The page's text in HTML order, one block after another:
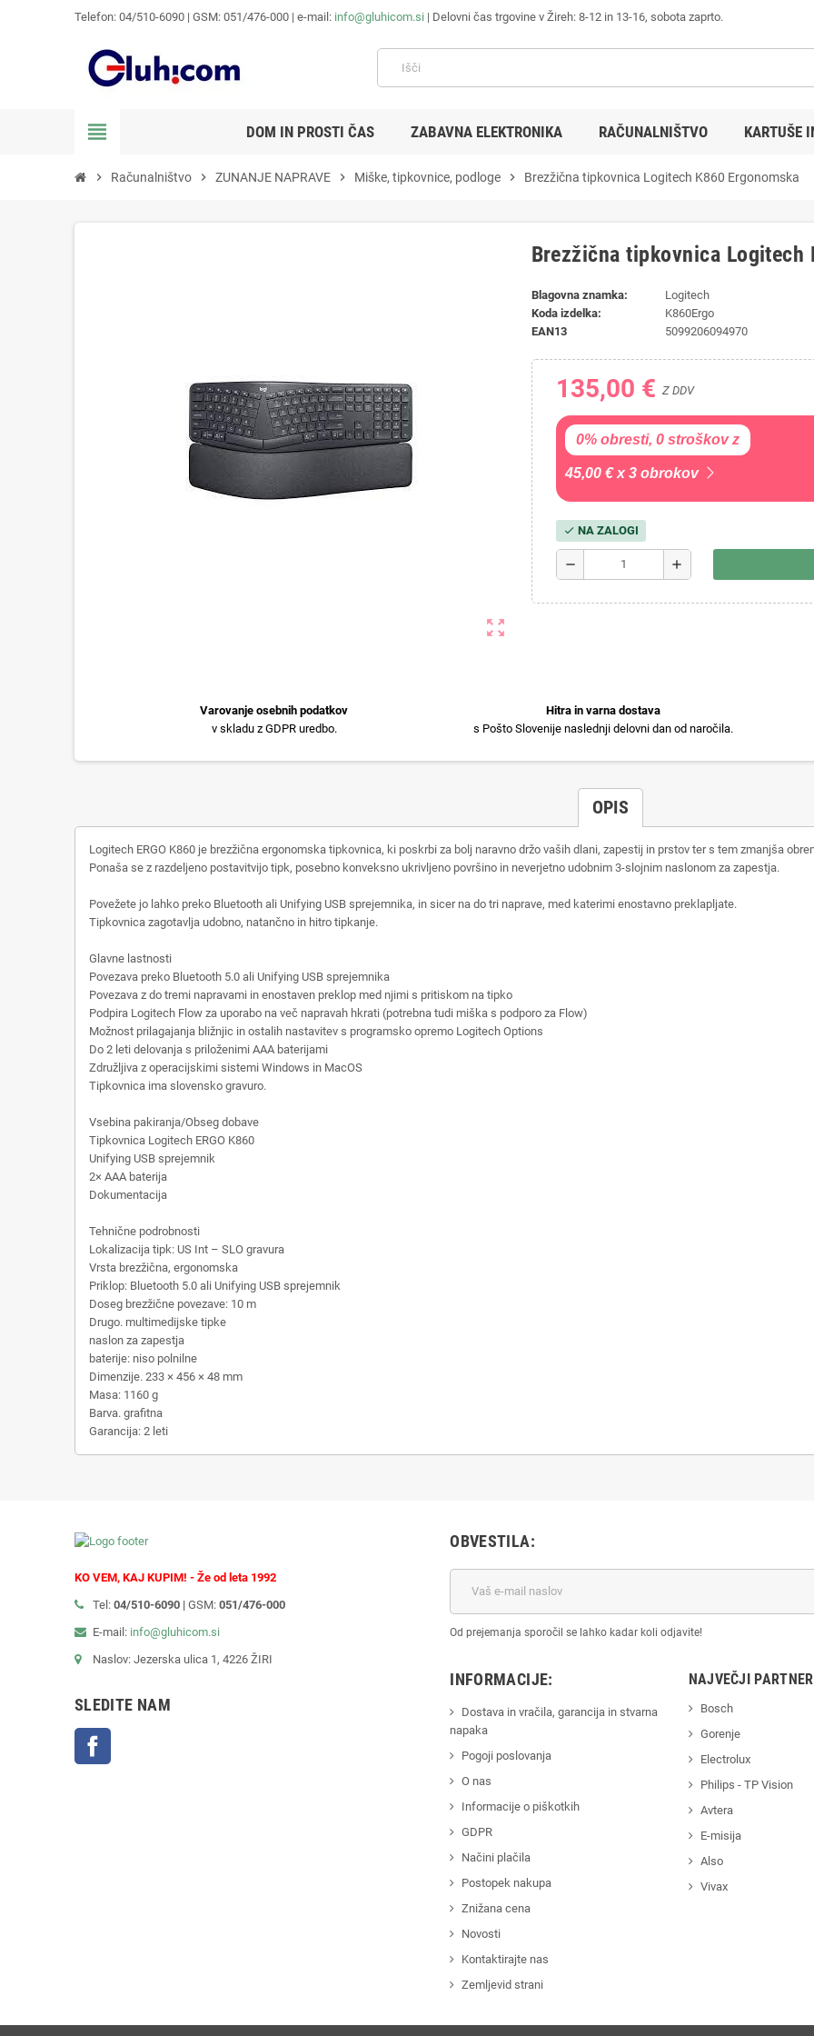
Telefon: 04/510-6090 | GSM: 051/476-000 | e-mail: info@gluhicom.si | Delovni čas trgovine v Žireh: 8-12 in 13-16, sobota zaprto.
view_headline DOM IN PROSTI ČAS ZABAVNA ELEKTRONIKA RAČUNALNIŠTVO KARTUŠE
chevron_right Računalništvo chevron_right ZUNANJE NAPRAVE chevron_right Miške, tipkovnice, podloge chevron_right Brezžična tipkovnica Logitech K860 Ergonomska
zoom_out_map
Brezžična tipkovnica Logitech
Blagovna znamka:
Logitech
Koda izdelka:
K860Ergo
EAN13
5099206094970
135,00 € Z DDV
0% obresti, 0 stroškov z
45,00 € x 3 obrokov
check NA ZALOGI
remove add
Varovanje osebnih podatkov
v skladu z GDPR uredbo.
Hitra in varna dostava
s Pošto Slovenije naslednji delovni dan od naročila.
OPIS
Logitech ERGO K860 je brezžična ergonomska tipkovnica, ki poskrbi za bolj naravno držo vaših dlani, zapestij in prstov ter s tem zmanjša
Ponaša se z razdeljeno postavitvijo tipk, posebno konveksno ukrivljeno površino in neverjetno udobnim 3-slojnim naslonom za zapestja.
Povežete jo lahko preko Bluetooth ali Unifying USB sprejemnika, in sicer na do tri naprave, med katerimi enostavno preklapljate.
Tipkovnica zagotavlja udobno, natančno in hitro tipkanje.
Glavne lastnosti
Povezava preko Bluetooth 5.0 ali Unifying USB sprejemnika
Povezava z do tremi napravami in enostaven preklop med njimi s pritiskom na tipko
Podpira Logitech Flow za uporabo na več napravah hkrati (potrebna tudi miška s podporo za Flow)
Možnost prilagajanja bližnjic in ostalih nastavitev s programsko opremo Logitech Options
Do 2 leti delovanja s priloženimi AAA baterijami
Združljiva z operacijskimi sistemi Windows in MacOS
Tipkovnica ima slovensko gravuro.
Vsebina pakiranja/Obseg dobave
Tipkovnica Logitech ERGO K860
Unifying USB sprejemnik
2× AAA baterija
Dokumentacija
Tehnične podrobnosti
Lokalizacija tipk: US Int – SLO gravura
Vrsta brezžična, ergonomska
Priklop: Bluetooth 5.0 ali Unifying USB sprejemnik
Doseg brezžične povezave: 10 m
Drugo. multimedijske tipke
naslon za zapestja
baterije: niso polnilne
Dimenzije. 233 × 456 × 48 mm
Masa: 1160 g
Barva. grafitna
Garancija: 2 leti
KO VEM, KAJ KUPIM! - Že od leta 1992
Tel: 04/510-6090 | GSM: 051/476-000
E-mail: info@gluhicom.si
Naslov: Jezerska ulica 1, 4226 ŽIRI
SLEDITE NAM
OBVESTILA:
Od prejemanja sporočil se lahko kadar koli odjavite!
INFORMACIJE:
Dostava in vračila, garancija in stvarna
napaka
Pogoji poslovanja
O nas
Informacije o piškotkih
GDPR
Načini plačila
Postopek nakupa
Znižana cena
Novosti
Kontaktirajte nas
Zemljevid strani
NAJVEČJI
Bosch
Gorenje
Electrolux
Philips - TP Vision
Avtera
E-misija
Also
Vivax